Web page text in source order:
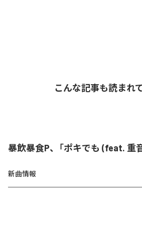
こんな記事も読まれ
暴飲暴食P、「ポキでも (feat. 重
新曲情報